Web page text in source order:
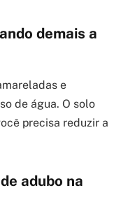
demais a
e
de água. O solo
precisa reduzir a
adubo na